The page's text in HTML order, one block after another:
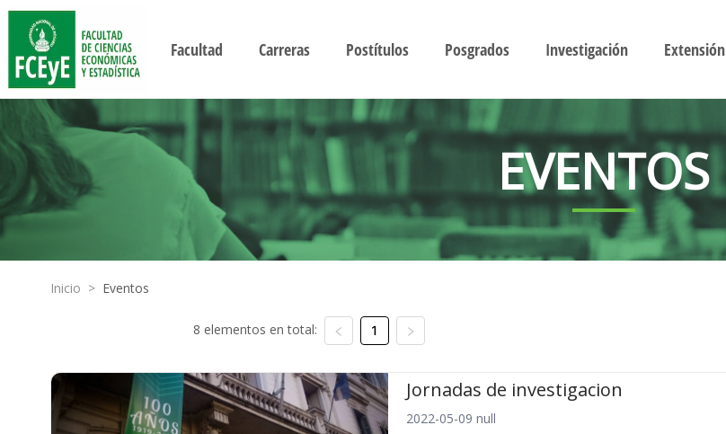
Facultad Carreras Postítulos Posgrados Investigación Extensión
EVENTOS
Inicio > Eventos
8 elementos en total: 1
Jornadas de investigacion
2022-05-09 null